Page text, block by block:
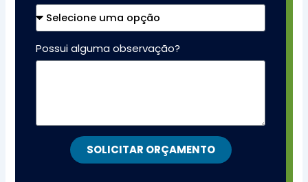
Possui alguma observação?
SOLICITAR ORÇAMENTO